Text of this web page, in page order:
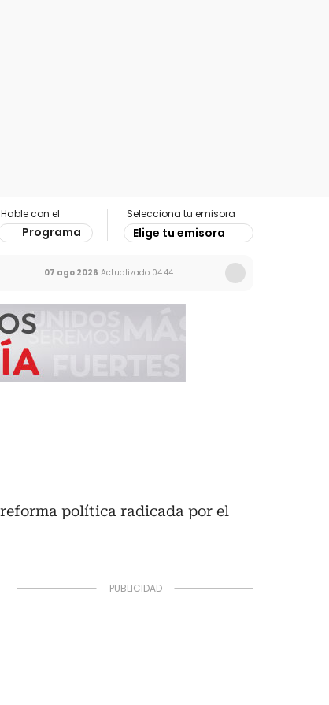
Hable con el
Programa
Selecciona tu emisora
Elige tu emisora
07 ago 2026 Actualizado 04:44
política radicada por el